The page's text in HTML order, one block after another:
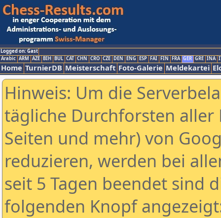
Logged on: Gast
Arabic ARM AZE BIH BUL CAT CHN CRO CZE DEN ENG ESP FAI FIN FRA GER GRE INA
Home TurnierDB Meisterschaft Foto-Galerie Meldekartei
Hinweis: Um die
tägliche Durchforsten aller
Seiten und mehr) von
reduzieren, werden bei
seit 5 Tagen beendet sind
folgenden Knopf